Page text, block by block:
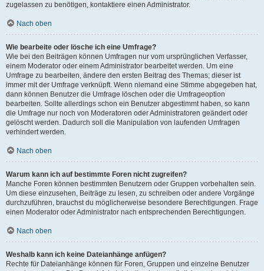
zugelassen zu benötigen, kontaktiere einen Administrator.
Nach oben
Wie bearbeite oder lösche ich eine Umfrage?
Wie bei den Beiträgen können Umfragen nur vom ursprünglichen Verfasser,
einem Moderator oder einem Administrator bearbeitet werden. Um eine
Umfrage zu bearbeiten, ändere den ersten Beitrag des Themas; dieser ist
immer mit der Umfrage verknüpft. Wenn niemand eine Stimme abgegeben hat,
dann können Benutzer die Umfrage löschen oder die Umfrageoption
bearbeiten. Sollte allerdings schon ein Benutzer abgestimmt haben, so kann
die Umfrage nur noch von Moderatoren oder Administratoren geändert oder
gelöscht werden. Dadurch soll die Manipulation von laufenden Umfragen
verhindert werden.
Nach oben
Warum kann ich auf bestimmte Foren nicht zugreifen?
Manche Foren können bestimmten Benutzern oder Gruppen vorbehalten sein.
Um diese einzusehen, Beiträge zu lesen, zu schreiben oder andere Vorgänge
durchzuführen, brauchst du möglicherweise besondere Berechtigungen. Frage
einen Moderator oder Administrator nach entsprechenden Berechtigungen.
Nach oben
Weshalb kann ich keine Dateianhänge anfügen?
Rechte für Dateianhänge können für Foren, Gruppen und einzelne Benutzer